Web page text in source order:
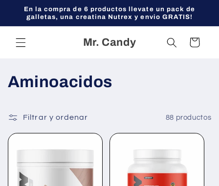
directamente
al contenido
En la compra de 6 productos llevate un pack de
galletas, una creatina Nutrex y envio GRATIS!
Mr. Candy Carrito
C
l
e
Aminoacidos
Filtrar y ordenar 88 productos